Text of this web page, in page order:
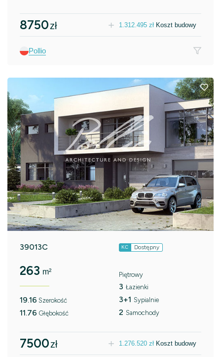
8750zł 1.312.495 zł Koszt budowy
Pollio
39013C KC Dostępny
263 m²
19.16 Szerokość
11.76 Głębokość
Piętrowy
3 Łazienki
3+1 Sypialnie
2 Samochody
7500zł 1.276.520 zł Koszt budowy